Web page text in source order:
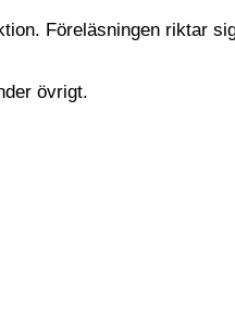
Föreläsningen riktar
övrigt.